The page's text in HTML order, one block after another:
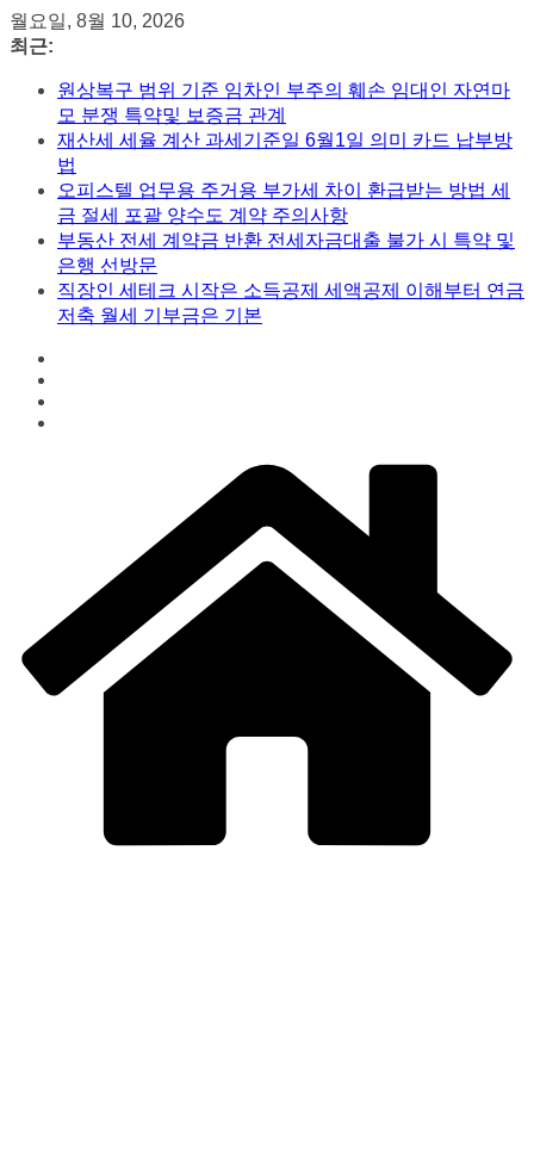
콘
텐
월요일, 8월 10, 2026
최근:
원상복구 범위 기준 임차인 부주의 훼손 임대인 자연마
모 분쟁 특약및 보증금 관계
재산세 세율 계산 과세기준일 6월1일 의미 카드 납부방
법
오피스텔 업무용 주거용 부가세 차이 환급받는 방법 세
금 절세 포괄 양수도 계약 주의사항
부동산 전세 계약금 반환 전세자금대출 불가 시 특약 및
은행 선방문
직장인 세테크 시작은 소득공제 세액공제 이해부터 연금
저축 월세 기부금은 기본